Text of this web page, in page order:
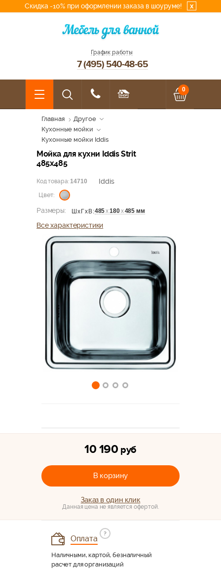
Скидка -10% при оформлении заказа в шоуруме! x
График работы
7 (495) 540-48-65
0
Главная
Другое
Кухонные мойки
Кухонные мойки Iddis
Мойка для кухни Iddis Strit
485х485
Код товара: 14710 Iddis
Цвет:
Размеры: ШхГхВ:485х180х485 мм
Все характеристики
10 190 руб
В корзину
Заказ в один клик
Данная цена не является офертой.
Оплата
?
Наличными, картой, безналичный
расчет для организаций